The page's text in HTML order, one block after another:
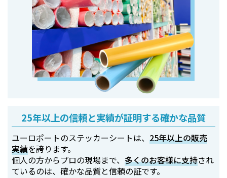
25年以上の信頼と実績が証明する確かな品質
ユーロポートのステッカーシートは、25年以上の販売
実績を誇ります。
個人の方からプロの現場まで、多くのお客様に支持され
ているのは、確かな品質と信頼の証です。